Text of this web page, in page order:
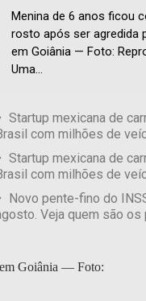
Menina de 6 anos ficou
rosto após ser agredida
em Goiânia — Foto:
Uma...
Startup mexicana de
com milhões de
Startup mexicana de
com milhões de
Novo pente-fino do
Veja quem são
em Goiânia — Foto: